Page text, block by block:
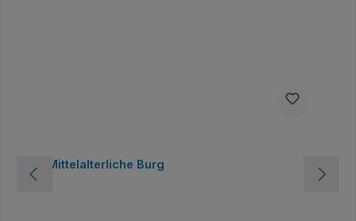
Mittelalterliche Burg